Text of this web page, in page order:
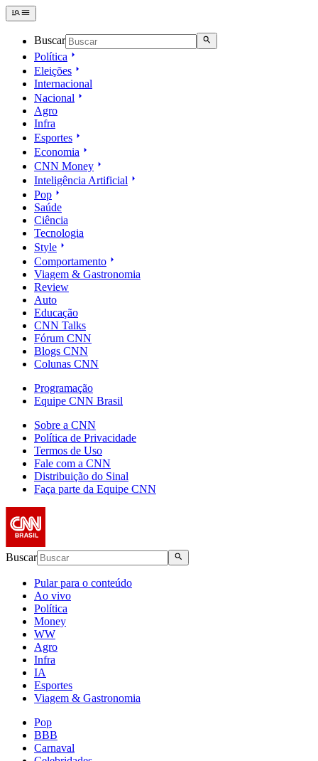
Buscar
Política
Eleições
Internacional
Nacional
Agro
Infra
Esportes
Economia
CNN Money
Inteligência Artificial
Pop
Saúde
Ciência
Tecnologia
Style
Comportamento
Viagem & Gastronomia
Review
Auto
Educação
CNN Talks
Fórum CNN
Blogs CNN
Colunas CNN
Programação
Equipe CNN Brasil
Sobre a CNN
Política de Privacidade
Termos de Uso
Fale com a CNN
Distribuição do Sinal
Faça parte da Equipe CNN
Buscar
Pular para o conteúdo
Ao vivo
Política
Money
WW
Agro
Infra
IA
Esportes
Viagem & Gastronomia
Pop
BBB
Carnaval